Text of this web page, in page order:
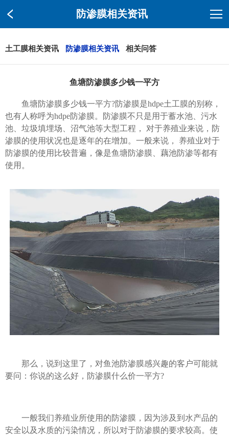
防渗膜相关资讯
土工膜相关资讯 防渗膜相关资讯 相关问答
鱼塘防渗膜多少钱一平方
鱼塘防渗膜多少钱一平方?防渗膜是hdpe土工膜的别称，
也有人称呼为hdpe防渗膜。防渗膜不只是用于蓄水池、污水
池、垃圾填埋场、沼气池等大型工程， 对于养殖业来说，防
渗膜的使用状况也是逐年的在增加。一般来说， 养殖业对于
防渗膜的使用比较普遍，像是鱼塘防渗膜、藕池防渗等都有
使用。
那么，说到这里了，对鱼池防渗膜感兴趣的客户可能就
要问：你说的这么好，防渗膜什么价一平方?
一般我们养殖业所使用的防渗膜，因为涉及到水产品的
安全以及水质的污染情况，所以对于防渗膜的要求较高。使